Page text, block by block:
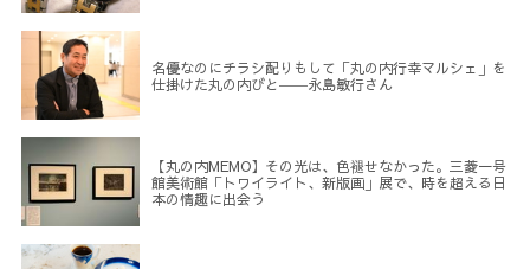
名優なのにチラシ配りもして「丸の内行幸マルシェ」を
仕掛けた丸の内びと――永島敏行さん
【丸の内MEMO】その光は、色褪せなかった。三菱一号
館美術館「トワイライト、新版画」展で、時を超える日
本の情趣に出会う